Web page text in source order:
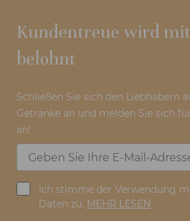
Kundentreue wird mit
belohnt
Schließen Sie sich den Liebhabern
Getränke an und melden Sie sich
an!
Ich stimme der Verwendung
Daten zu. MEHR LESEN